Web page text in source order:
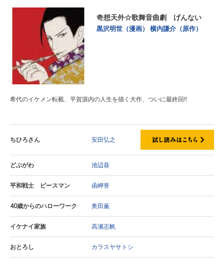
奇想天外☆歌舞音曲劇 げんない
黒沢明世（漫画） 横内謙介（原作）
希代のイケメン転載、平賀源内の人生を描く大作、ついに最終回!!
ちひろさん 安田弘之
どぶがわ 池辺葵
平和戦士 ピースマン 函岬誉
40歳からのハローワーク 奥田薫
イケナイ家族 高瀬志帆
おとろし カラスヤサトシ